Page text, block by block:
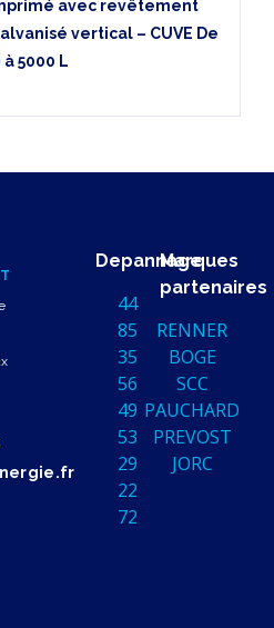
avec revêtement
vertical – CUVE De
à 5000 L
Depannage
44
85
35
56
49
53
29
22
72
Marques
partenaires
RENNER
BOGE
SCC
PAUCHARD
PREVOST
JORC